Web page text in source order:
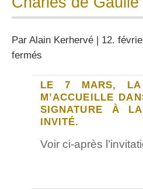
Par Alain Kerhervé | 12.
fermés
en
héritage »
à
la
Fondation
de
LE 7 MARS, LA
M’ACCUEILLE
SIGNATURE À
INVITÉ.
Voir ci-après